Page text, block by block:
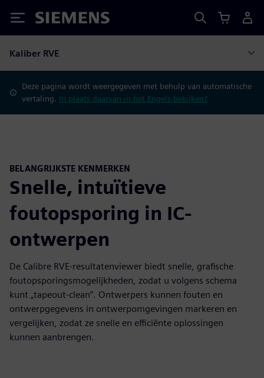
Siemens
Kaliber RVE
Deze pagina wordt weergegeven met behulp van automatische
vertaling. In plaats daarvan in het Engels bekijken?
BELANGRIJKSTE KENMERKEN
Snelle, intuïtieve
foutopsporing in IC-
ontwerpen
De Calibre RVE-resultatenviewer biedt snelle, grafische
foutopsporingsmogelijkheden, zodat u volgens schema
kunt „tapeout-clean”. Ontwerpers kunnen fouten en
ontwerpgegevens in ontwerpomgevingen markeren en
vergelijken, zodat ze snelle en efficiënte oplossingen
kunnen aanbrengen.